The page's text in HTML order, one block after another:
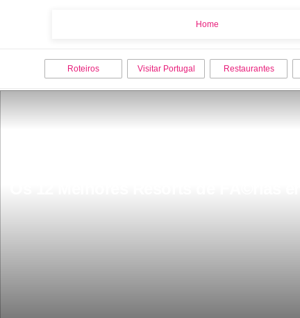
Home
Roteiros Visitar Portugal Restaurantes